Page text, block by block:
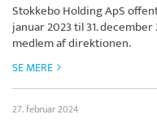
Stokkebo Holding ApS
januar 2023 til 31. december
medlem af direktionen.
SE MERE
27. februar 2024